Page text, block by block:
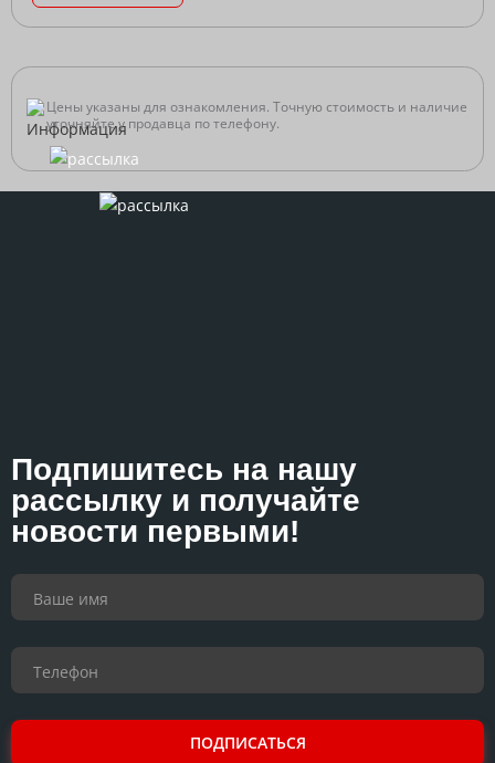
Цены указаны для ознакомления. Точную стоимость и наличие
уточняйте у продавца по телефону.
Подпишитесь на нашу
рассылку и получайте
новости первыми!
ПОДПИСАТЬСЯ